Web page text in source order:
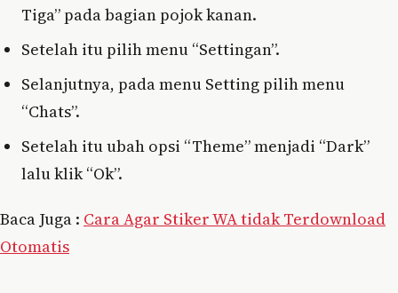
Tiga” pada bagian pojok kanan.
Setelah itu pilih menu “Settingan”.
Selanjutnya, pada menu Setting pilih menu
“Chats”.
Setelah itu ubah opsi “Theme” menjadi “Dark”
lalu klik “Ok”.
Baca Juga : Cara Agar Stiker WA tidak Terdownload
Otomatis